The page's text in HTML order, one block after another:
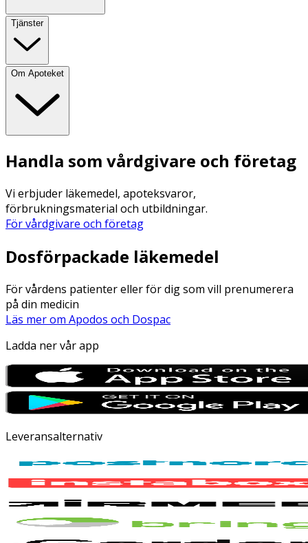
Tjänster
Om Apoteket
Handla som vårdgivare och företag
Vi erbjuder läkemedel, apoteksvaror,
förbrukningsmaterial och utbildningar.
För vårdgivare och företag
Dosförpackade läkemedel
För vårdens patienter eller för dig som vill prenumerera
på din medicin
Läs mer om Apodos och Dospac
Ladda ner vår app
Leveransalternativ